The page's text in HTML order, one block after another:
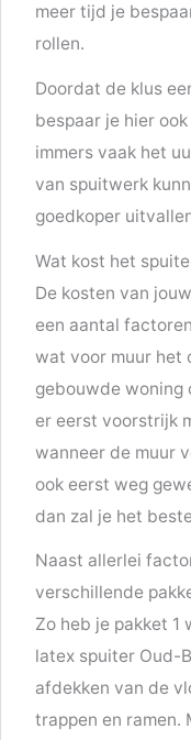
meer tijd je
rollen.
Doordat de klus
bespaar je hier
immers vaak het
van spuitwerk
goedkoper
Wat kost het
De kosten van
een aantal
wat voor muur het
gebouwde woning
er eerst voorstrijk
wanneer de muur
ook eerst weg
dan zal je het
Naast allerlei
verschillende
Zo heb je pakket
latex spuiter Oud-
afdekken van de
trappen en ramen.